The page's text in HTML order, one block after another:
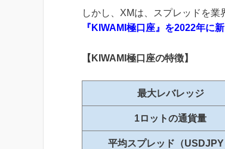
しかし、XMは、スプレッドを業
『KIWAMI極口座』を2022年に
【KIWAMI極口座の特徴】
最大レバレッジ
1ロットの通貨量
平均スプレッド（USDJPY